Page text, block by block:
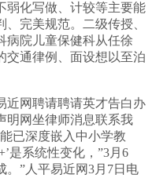
弱化写做、计较等主要能
完美规范。二级传授、
病院儿童保健科从任徐
交通律例、面设想以至泊
近网聘请聘请英才告白办
明网坐律师消息联系我
已深度嵌入中小学教
是系统性变化，”3月6
。”人平易近网3月7日电